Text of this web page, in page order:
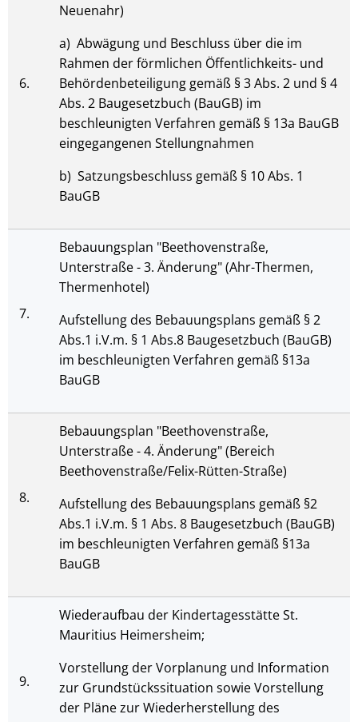
6.
Neuenahr)
a) Abwägung und Beschluss über die im
Rahmen der förmlichen Öffentlichkeits- und
Behördenbeteiligung gemäß § 3 Abs. 2 und § 4
Abs. 2 Baugesetzbuch (BauGB) im
beschleunigten Verfahren gemäß § 13a BauGB
eingegangenen Stellungnahmen
b) Satzungsbeschluss gemäß § 10 Abs. 1
BauGB
7.
Bebauungsplan "Beethovenstraße,
Unterstraße - 3. Änderung" (Ahr-Thermen,
Thermenhotel)
Aufstellung des Bebauungsplans gemäß § 2
Abs.1 i.V.m. § 1 Abs.8 Baugesetzbuch (BauGB)
im beschleunigten Verfahren gemäß §13a
BauGB
8.
Bebauungsplan "Beethovenstraße,
Unterstraße - 4. Änderung" (Bereich
Beethovenstraße/Felix-Rütten-Straße)
Aufstellung des Bebauungsplans gemäß §2
Abs.1 i.V.m. § 1 Abs. 8 Baugesetzbuch (BauGB)
im beschleunigten Verfahren gemäß §13a
BauGB
9.
Wiederaufbau der Kindertagesstätte St.
Mauritius Heimersheim;
Vorstellung der Vorplanung und Information
zur Grundstückssituation sowie Vorstellung
der Pläne zur Wiederherstellung des